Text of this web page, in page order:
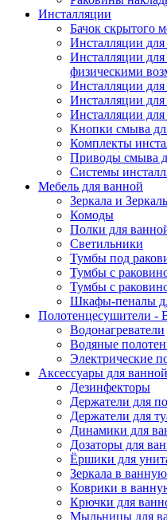
Инсталляции
Бачок скрытого
Инсталляции для
Инсталляции
физическими
Инсталляции для
Инсталляции для
Инсталляции для
Кнопки смыва
Комплекты
Приводы смыва
Системы
Мебель для ванной
Зеркала и
Комоды
Полки для
Светильники
Тумбы под
Тумбы с
Тумбы с
Шкафы-пеналы
Полотенцесушители -
Водонагреватели
Водяные
Электрические
Аксессуары для ванной
Дезинфекторы
Держатели для
Держатели для
Динамики для
Дозаторы для
Ёршики для
Зеркала в
Коврики в
Крючки для
Мыльницы для